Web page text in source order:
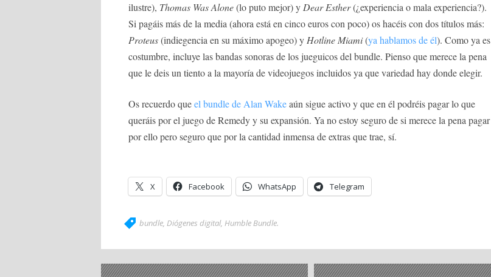
ilustre), Thomas Was Alone(lo puto mejor) yDear Esther(¿experiencia o mala experiencia?).
Si pagáis más de la media (ahora está en cinco euros con poco) os hacéis con dos títulos más:
Proteus(indiegencia en su máximo apogeo) yHotline Miami(ya hablamos de él). Como ya es
costumbre, incluye las bandas sonoras de los jueguicos del bundle. Pienso que merece la pena
que le deis un tiento a la mayoría de videojuegos incluidos ya que variedad hay donde elegir.
Os recuerdo queel bundle de Alan Wakeaún sigue activo y que en él podréis pagar lo que
queráis por el juego de Remedy y su expansión. Ya no estoy seguro de si merece la pena pagar
por ello pero seguro que por la cantidad inmensa de extras que trae, sí.
X Facebook WhatsApp Telegram
bundle, Diógenes digital, Humble Bundle.